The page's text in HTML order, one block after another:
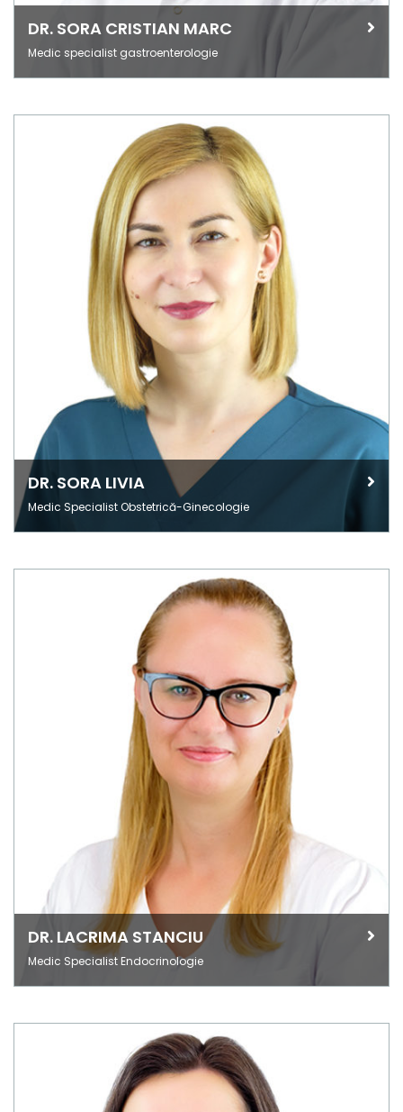
DR. SORA CRISTIAN MARC
Medic specialist gastroenterologie
DR. SORA LIVIA
Medic Specialist Obstetrică-Ginecologie
DR. LACRIMA STANCIU
Medic Specialist Endocrinologie